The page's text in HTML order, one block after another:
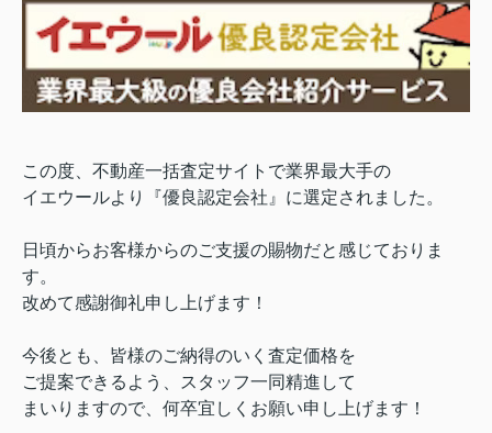
この度、不動産一括査定サイトで業界最大手の
イエウールより『優良認定会社』に選定されました。
日頃からお客様からのご支援の賜物だと感じておりま
す。
改めて感謝御礼申し上げます！
今後とも、皆様のご納得のいく査定価格を
ご提案できるよう、スタッフ一同精進して
まいりますので、何卒宜しくお願い申し上げます！